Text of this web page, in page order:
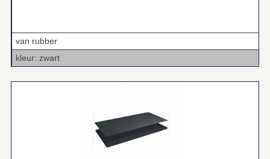
van rubber
kleur: zwart